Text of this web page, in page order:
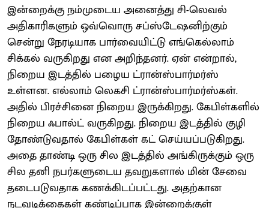
இன்றைக்கு நம்முடைய அனைத்து சி-லெவல்
அதிகாரிகளும் ஒவ்வொரு சப்ஸ்டேஷனிற்கும்
சென்று நேரடியாக பார்வையிட்டு எங்கெல்லாம்
சிக்கல் வருகிறது என அறிந்தனர். ஏன் என்றால்,
நிறைய இடத்தில் பழைய ட்ரான்ஸ்பார்மர்ஸ்
உள்ளன. எல்லாம் லெகசி ட்ரான்ஸ்பார்மர்ஸ்கள்.
அதில் பிரச்சினை நிறைய இருக்கிறது. கேபிள்களில்
நிறைய ஃபால்ட் வருகிறது. நிறைய இடத்தில் குழி
தோண்டுவதால் கேபிள்கள் கட் செய்யப்படுகிறது.
அதை தாண்டி ஒரு சில இடத்தில் அங்கிருக்கும் ஒரு
சில தனி நபர்களுடைய தவறுகளால் மின் சேவை
தடைபடுவதாக கணக்கிடப்பட்டது. அதற்கான
நடவடிக்கைகள் கண்டிப்பாக இன்றைக்குள்